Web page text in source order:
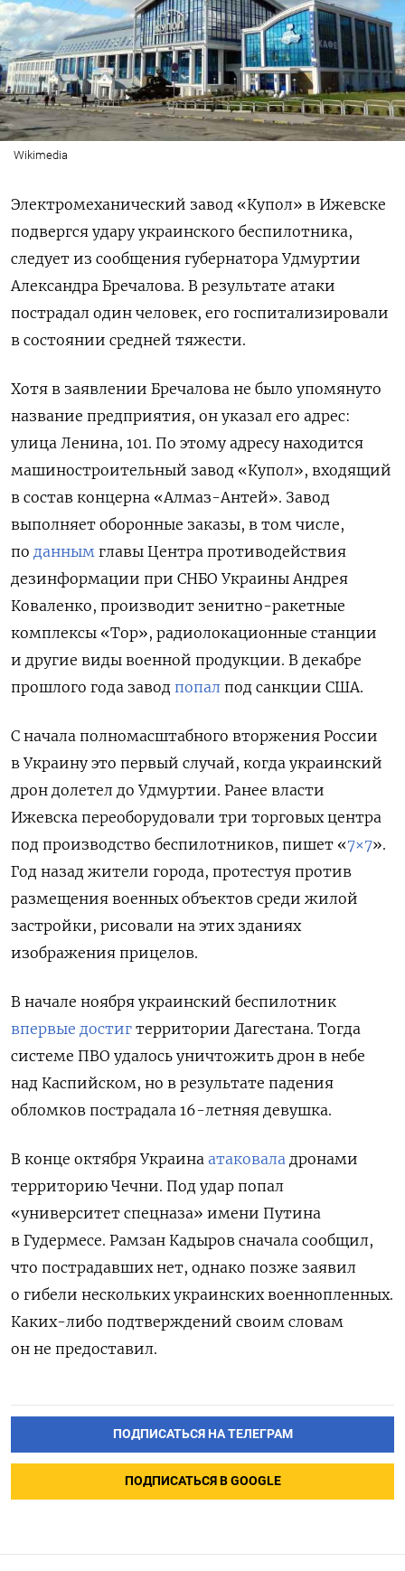
Wikimedia
Электромеханический завод «Купол» в Ижевске
подвергся удару украинского беспилотника,
следует из сообщения губернатора Удмуртии
Александра Бречалова. В результате атаки
пострадал один человек, его госпитализировали
в состоянии средней тяжести.
Хотя в заявлении Бречалова не было упомянуто
название предприятия, он указал его адрес:
улица Ленина, 101. По этому адресу находится
машиностроительный завод «Купол», входящий
в состав концерна «Алмаз-Антей». Завод
выполняет оборонные заказы, в том числе,
по данным главы Центра противодействия
дезинформации при СНБО Украины Андрея
Коваленко, производит зенитно-ракетные
комплексы «Тор», радиолокационные станции
и другие виды военной продукции. В декабре
прошлого года завод попал под санкции США.
С начала полномасштабного вторжения России
в Украину это первый случай, когда украинский
дрон долетел до Удмуртии. Ранее власти
Ижевска переоборудовали три торговых центра
под производство беспилотников, пишет «7×7».
Год назад жители города, протестуя против
размещения военных объектов среди жилой
застройки, рисовали на этих зданиях
изображения прицелов.
В начале ноября украинский беспилотник
впервые достиг территории Дагестана. Тогда
системе ПВО удалось уничтожить дрон в небе
над Каспийском, но в результате падения
обломков пострадала 16-летняя девушка.
В конце октября Украина атаковала дронами
территорию Чечни. Под удар попал
«университет спецназа» имени Путина
в Гудермесе. Рамзан Кадыров сначала сообщил,
что пострадавших нет, однако позже заявил
о гибели нескольких украинских военнопленных.
Каких-либо подтверждений своим словам
он не предоставил.
ПОДПИСАТЬСЯ НА ТЕЛЕГРАМ
ПОДПИСАТЬСЯ В GOOGLE